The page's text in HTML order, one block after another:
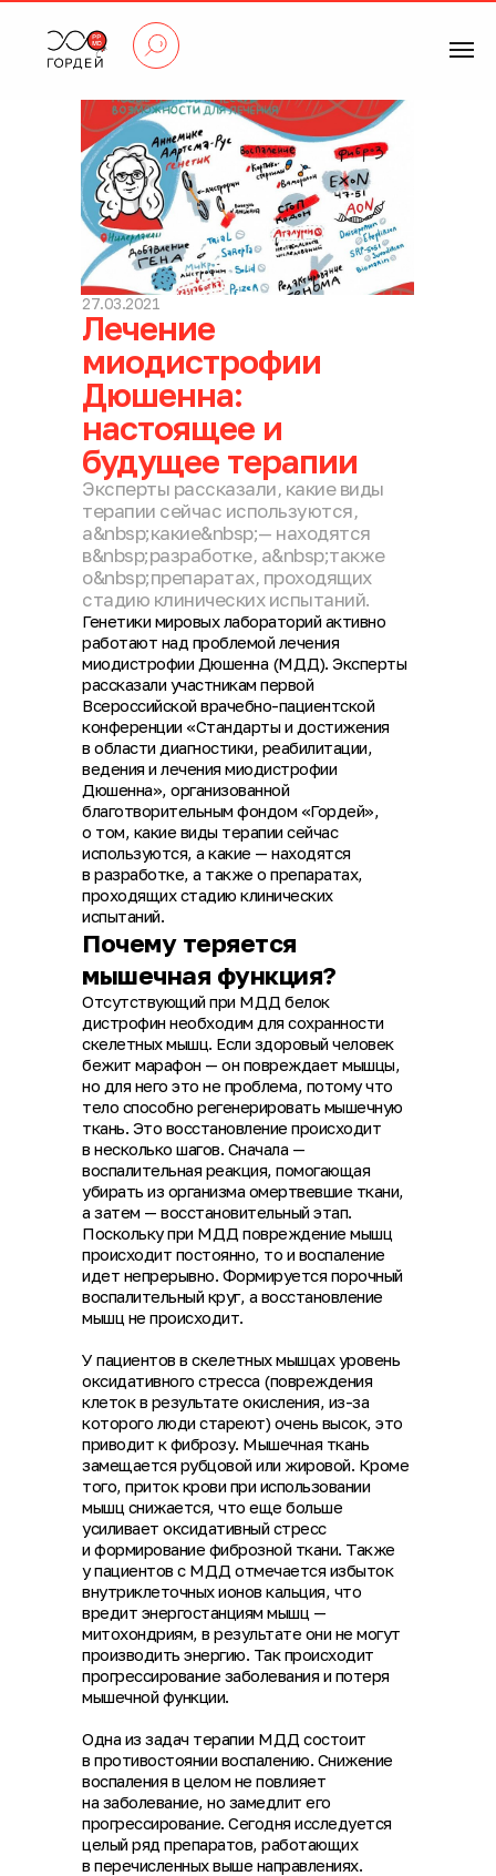
27.03.2021
Лечение
миодистрофии
Дюшенна:
настоящее и
будущее терапии
Эксперты рассказали, какие виды
терапии сейчас используются,
а&nbsp;какие&nbsp;— находятся
в&nbsp;разработке, а&nbsp;также
о&nbsp;препаратах, проходящих
стадию клинических испытаний.
Генетики мировых лабораторий активно
работают над проблемой лечения
миодистрофии Дюшенна (МДД). Эксперты
рассказали участникам первой
Всероссийской врачебно-пациентской
конференции «Стандарты и достижения
в области диагностики, реабилитации,
ведения и лечения миодистрофии
Дюшенна», организованной
благотворительным фондом «Гордей»,
о том, какие виды терапии сейчас
используются, а какие — находятся
в разработке, а также о препаратах,
проходящих стадию клинических
испытаний.
Почему теряется
мышечная функция?
Отсутствующий при МДД белок
дистрофин необходим для сохранности
скелетных мышц. Если здоровый человек
бежит марафон — он повреждает мышцы,
но для него это не проблема, потому что
тело способно регенерировать мышечную
ткань. Это восстановление происходит
в несколько шагов. Сначала —
воспалительная реакция, помогающая
убирать из организма омертвевшие ткани,
а затем — восстановительный этап.
Поскольку при МДД повреждение мышц
происходит постоянно, то и воспаление
идет непрерывно. Формируется порочный
воспалительный круг, а восстановление
мышц не происходит.
У пациентов в скелетных мышцах уровень
оксидативного стресса (повреждения
клеток в результате окисления, из-за
которого люди стареют) очень высок, это
приводит к фиброзу. Мышечная ткань
замещается рубцовой или жировой. Кроме
того, приток крови при использовании
мышц снижается, что еще больше
усиливает оксидативный стресс
и формирование фиброзной ткани. Также
у пациентов с МДД отмечается избыток
внутриклеточных ионов кальция, что
вредит энергостанциям мышц —
митохондриям, в результате они не могут
производить энергию. Так происходит
прогрессирование заболевания и потеря
мышечной функции.
Одна из задач терапии МДД состоит
в противостоянии воспалению. Снижение
воспаления в целом не повлияет
на заболевание, но замедлит его
прогрессирование. Сегодня исследуется
целый ряд препаратов, работающих
в перечисленных выше направлениях.